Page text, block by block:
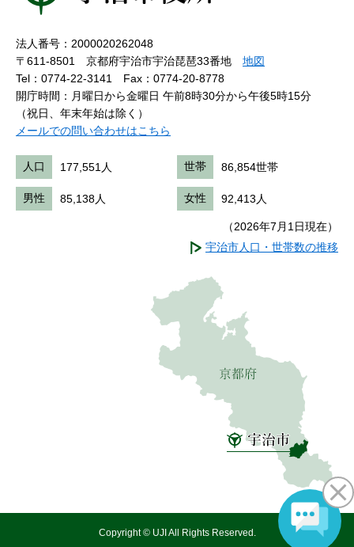
法人番号：2000020262048
〒611-8501 京都府宇治市宇治琵琶33番地 地図
Tel：0774-22-3141
Fax：0774-20-8778
開庁時間：月曜日から金曜日 午前8時30分から午後5時15分
（祝日、年末年始は除く）
メールでの問い合わせはこちら
人口 177,551人 世帯 86,854世帯
男性 85,138人 女性 92,413人
（2026年7月1日現在）
宇治市人口・世帯数の推移
Copyright © UJI All Rights Reserved.